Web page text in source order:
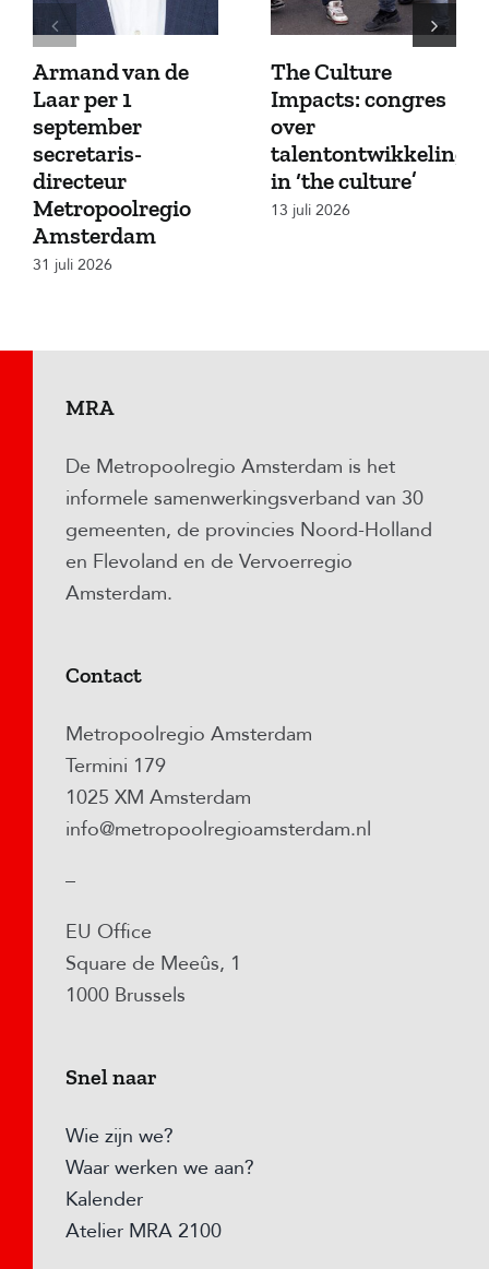
Armand van de
Laar per 1
september
secretaris-
directeur
Metropoolregio
Amsterdam
31 juli 2026
The Culture
Impacts: congres
over
talentontwikkeling
in ‘the culture’
13 juli 2026
MRA
De Metropoolregio Amsterdam is het
informele samenwerkingsverband van 30
gemeenten, de provincies Noord-Holland
en Flevoland en de Vervoerregio
Amsterdam.
Contact
Metropoolregio Amsterdam
Termini 179
1025 XM Amsterdam
info@metropoolregioamsterdam.nl
–
EU Office
Square de Meeûs, 1
1000 Brussels
Snel naar
Wie zijn we?
Waar werken we aan?
Kalender
Atelier MRA 2100